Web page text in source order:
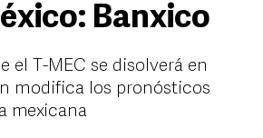
Banxico
el T-MEC se disolverá en
modifica los pronósticos
mexicana